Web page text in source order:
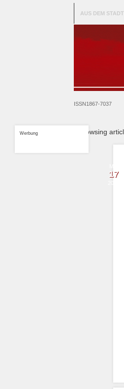
ISSN1867-7037
AUS DEM
Browsing
Mai
17
Werbung